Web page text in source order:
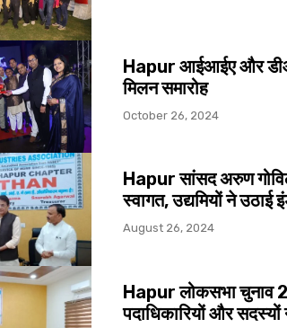
Hapur आईआईए और
मिलन समारोह
October 26, 2024
Hapur सांसद अरुण
स्वागत, उद्यमियों ने उठाई
August 26, 2024
Hapur लोकसभा
पदाधिकारियों और